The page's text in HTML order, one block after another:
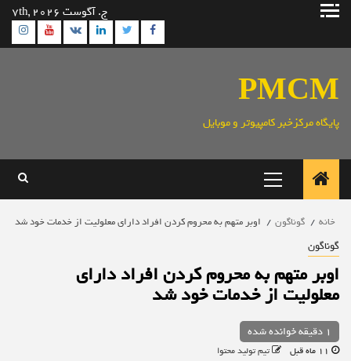
پرش
ج. آگوست 7th, 2026
Facebook
Twitter
Linkedin
VK
PMCM
پایگاه مرکزخبر کامپیوتر و موبایل
اصلی
خانه گوناگون اوبر متهم به محروم کردن افراد دارای معلولیت از خدمات خود شد
گوناگون
اوبر متهم به محروم کردن افراد دارای
معلولیت از خدمات خود شد
1 دقیقه خوانده شده
تیم تولید محتوا